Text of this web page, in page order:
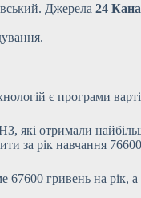
Джерела 24
є програми
отримали найбільшу
за рік навчання
гривень на рік,